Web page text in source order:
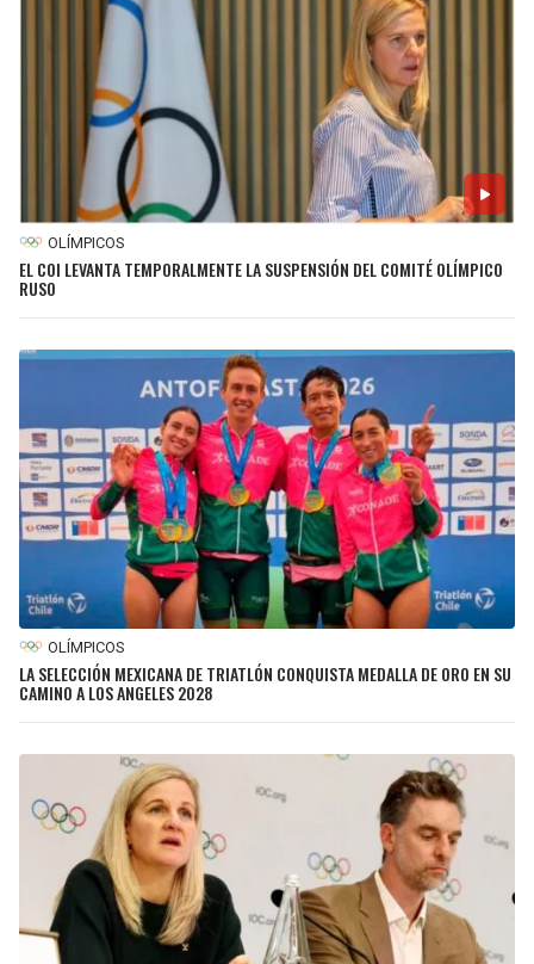
OLÍMPICOS
EL COI LEVANTA TEMPORALMENTE LA SUSPENSIÓN DEL COMITÉ OLÍMPICO
RUSO
OLÍMPICOS
LA SELECCIÓN MEXICANA DE TRIATLÓN CONQUISTA MEDALLA DE ORO EN SU
CAMINO A LOS ANGELES 2028